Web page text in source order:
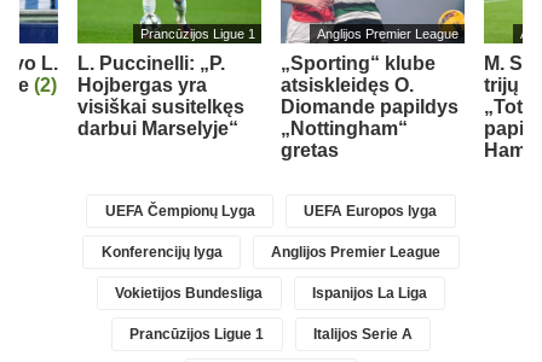
L.
(2)
Prancūzijos Ligue 1
L. Puccinelli: „P.
Hojbergas yra
visiškai susitelkęs
darbui Marselyje“
Anglijos Premier League
„Sporting“ klube
atsiskleidęs O.
Diomande papildys
„Nottingham“
gretas
M.
trijų
UEFA Čempionų Lyga UEFA Europos lyga
Konferencijų lyga Anglijos Premier League
Vokietijos Bundesliga Ispanijos La Liga
Prancūzijos Ligue 1 Italijos Serie A